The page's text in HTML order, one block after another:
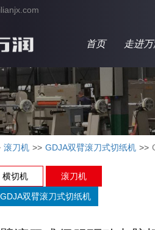
首页 走进
滚刀机 GDJA双臂滚刀式切纸机
横切机 滚刀机
GDJA双臂滚刀式切纸机